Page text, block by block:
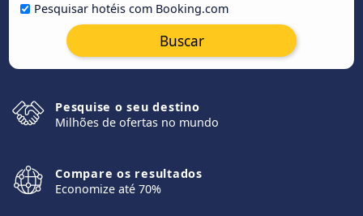
Pesquisar hotéis com Booking.com
Buscar
Pesquise o seu destino
Milhões de ofertas no mundo
Compare os resultados
Economize até 70%